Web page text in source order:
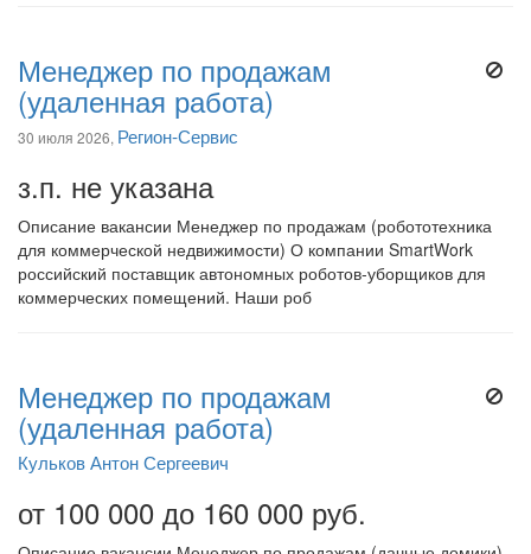
Менеджер по продажам
(удаленная работа)
30 июля 2026, Регион-Сервис
з.п. не указана
Описание вакансии Менеджер по продажам (робототехника
для коммерческой недвижимости) О компании SmartWork
российский поставщик автономных роботов-уборщиков для
коммерческих помещений. Наши роб
Менеджер по продажам
(удаленная работа)
Кульков Антон Сергеевич
от 100 000 до 160 000 руб.